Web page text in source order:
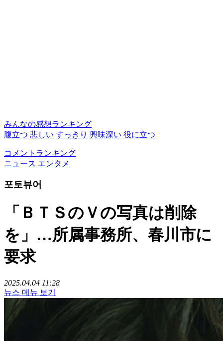
みんなの感想ランキング
腹立つ 悲しい すっきり 興味深い 役に立つ
コメントランキング
ニュース エンタメ
포토뷰어
「ＢＴＳのＶの写真は削除
を」…所属事務所、春川市に
要求
2025.04.04 11:28
뉴스 메뉴 보기